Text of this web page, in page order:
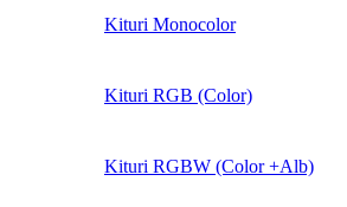
Kituri Monocolor
Kituri RGB (Color)
Kituri RGBW (Color +Alb)